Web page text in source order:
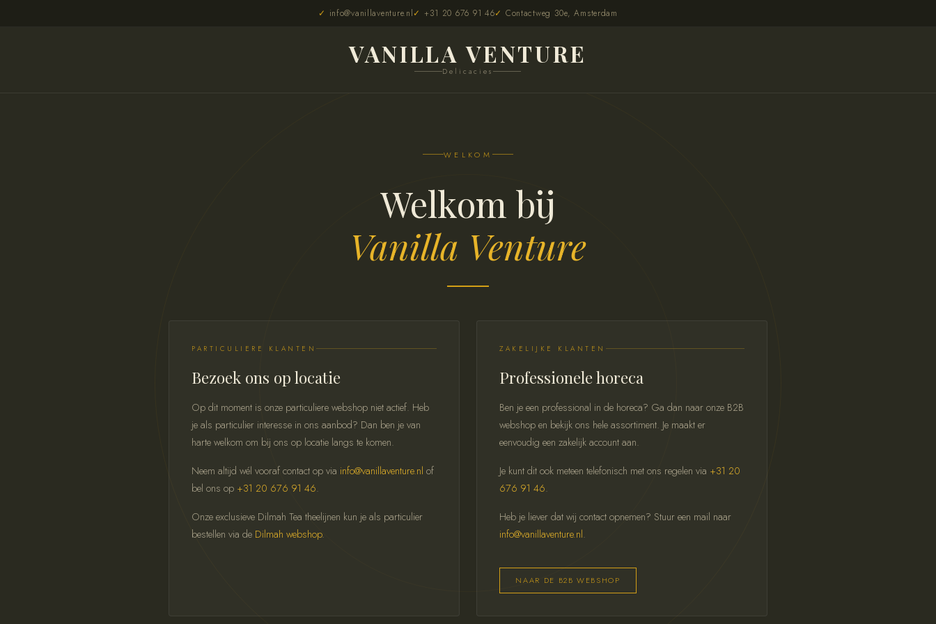
info@vanillaventure.nl +31 20 676 91 46 Contactweg 30e, Amsterdam
VANILLA VENTURE
Delicacies
WELKOM
Welkom bij
Vanilla Venture
PARTICULIERE KLANTEN
Bezoek ons op locatie
Op dit moment is onze particuliere webshop niet actief. Heb
je als particulier interesse in ons aanbod? Dan ben je van
harte welkom om bij ons op locatie langs te komen.
Neem altijd wél vooraf contact op via info@vanillaventure.nl of
bel ons op +31 20 676 91 46.
Onze exclusieve Dilmah Tea theelijnen kun je als particulier
bestellen via de Dilmah webshop.
ZAKELIJKE KLANTEN
Professionele horeca
Ben je een professional in de horeca? Ga dan naar onze B2B
webshop en bekijk ons hele assortiment. Je maakt er
eenvoudig een zakelijk account aan.
Je kunt dit ook meteen telefonisch met ons regelen via +31 20
676 91 46.
Heb je liever dat wij contact opnemen? Stuur een mail naar
info@vanillaventure.nl.
NAAR DE B2B WEBSHOP